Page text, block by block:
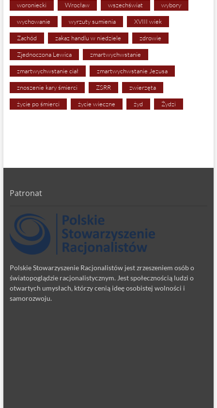
woroniecki Wrocław wszechświat wybory
wychowanie wyrzuty sumienia XVIII wiek
Zachód zakaz handlu w niedziele zdrowie
Zjednoczona Lewica zmartwychwstanie
zmartwychwstanie ciał zmartwychwstanie Jezusa
znoszenie kary śmierci ZSRR zwierzęta
życie po śmierci życie wieczne żyd Żydzi
Patronat
Polskie Stowarzyszenie Racjonalistów jest zrzeszeniem osób o
światopoglądzie racjonalistycznym. Jest społecznością ludzi o
otwartych umysłach, którzy cenią ideę osobistej wolności i
samorozwoju.